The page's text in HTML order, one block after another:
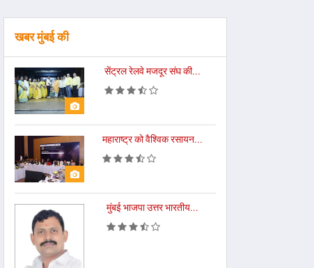
खबर मुंबई की
सेंट्रल रेलवे मजदूर संघ की...
महाराष्ट्र को वैश्विक रसायन...
मुंबई भाजपा उत्तर भारतीय...